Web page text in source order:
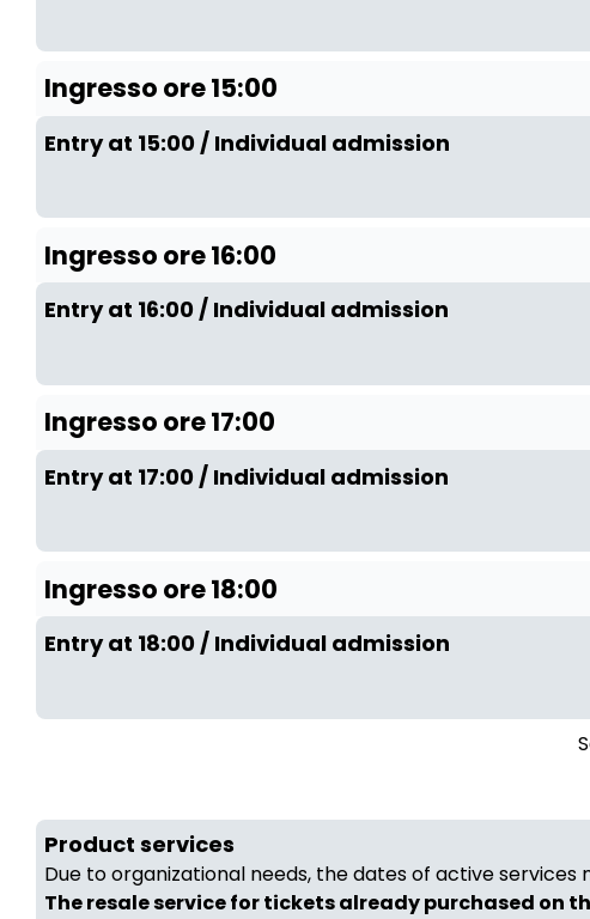
Ingresso ore 15:00
Entry at 15:00 / Individual admission
Ingresso ore 16:00
Entry at 16:00 / Individual admission
Ingresso ore 17:00
Entry at 17:00 / Individual admission
Ingresso ore 18:00
Entry at 18:00 / Individual admission
Product services
Due to organizational needs, the dates of active services
The resale service for tickets already purchased on